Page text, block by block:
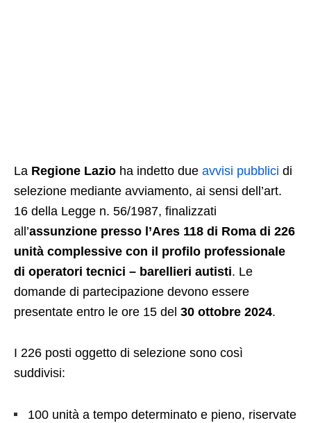
La Regione Lazio ha indetto due avvisi pubblici di
selezione mediante avviamento, ai sensi dell’art.
16 della Legge n. 56/1987, finalizzati
all’assunzione presso l’Ares 118 di Roma di 226
unità complessive con il profilo professionale
di operatori tecnici – barellieri autisti. Le
domande di partecipazione devono essere
presentate entro le ore 15 del 30 ottobre 2024.
I 226 posti oggetto di selezione sono così
suddivisi:
100 unità a tempo determinato e pieno, riservate